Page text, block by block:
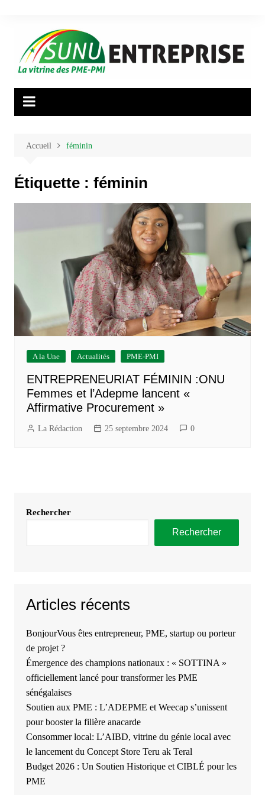
Accueil féminin
Étiquette : féminin
A la Une Actualités PME-PMI
ENTREPRENEURIAT FÉMININ :ONU
Femmes et l’Adepme lancent «
Affirmative Procurement »
La Rédaction 25 septembre 2024 0
Rechercher
Rechercher
Articles récents
BonjourVous êtes entrepreneur, PME, startup ou porteur
de projet ?
Émergence des champions nationaux : « SOTTINA »
officiellement lancé pour transformer les PME
sénégalaises
Soutien aux PME : L’ADEPME et Weecap s’unissent
pour booster la filière anacarde
Consommer local: L’AIBD, vitrine du génie local avec
le lancement du Concept Store Teru ak Teral
Budget 2026 : Un Soutien Historique et CIBLÉ pour les
PME